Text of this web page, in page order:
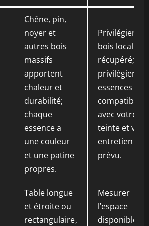
Chêne, pin,
noyer et
autres bois
massifs
apportent
chaleur et
durabilité;
chaque
essence a
une couleur
et une patine
propres.
Privilégier le
bois local ou
récupéré;
privilégier les
essences
compatibles
avec votre
teinte et
entretien
prévu.
Table longue
et étroite ou
rectangulaire,
Mesurer
l’espace
disponible et